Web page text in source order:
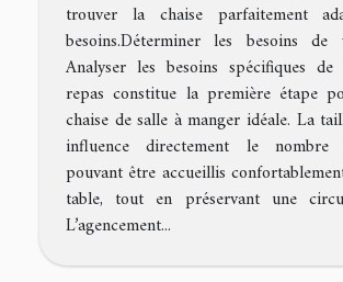
trouver la chaise parfaitement
besoins.Déterminer les besoins de
Analyser les besoins spécifiques
repas constitue la première étape
chaise de salle à manger idéale. La
influence directement le nombre
pouvant être accueillis
table, tout en préservant une
L’agencement...